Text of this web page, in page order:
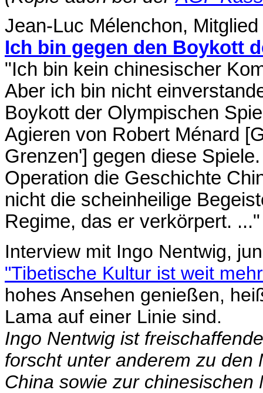
Jean-Luc Mélenchon,
Ich bin gegen den Boykott
"Ich bin kein chinesischer
Aber ich bin nicht
Boykott der Olympischen
Agieren von Robert Ménard
Grenzen'] gegen diese
Operation die Geschichte
nicht die scheinheilige
Regime, das er verkörpert. ..."
Interview mit Ingo Nentwig,
"Tibetische Kultur ist weit
hohes Ansehen genießen,
Lama auf einer Linie sind.
Ingo Nentwig ist
forscht unter anderem zu den
China sowie zur chinesischen